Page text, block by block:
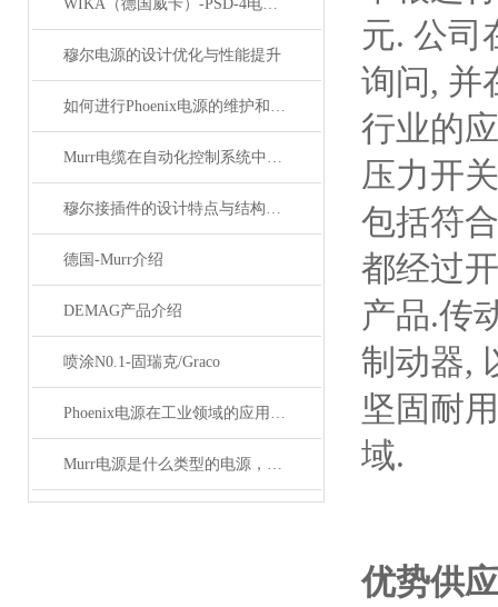
WIKA（德国威卡）-PSD-4电子压力开关
穆尔电源的设计优化与性能提升
如何进行Phoenix电源的维护和保养？
Murr电缆在自动化控制系统中的应用
穆尔接插件的设计特点与结构优化
德国-Murr介绍
DEMAG产品介绍
喷涂N0.1-固瑞克/Graco
Phoenix电源在工业领域的应用与优势
Murr电源是什么类型的电源，主要用于哪些领域？
元. 公司
询问, 并
行业的
压力开
包括符
都经过
产品.传
制动器,
坚固耐
域.
优势供